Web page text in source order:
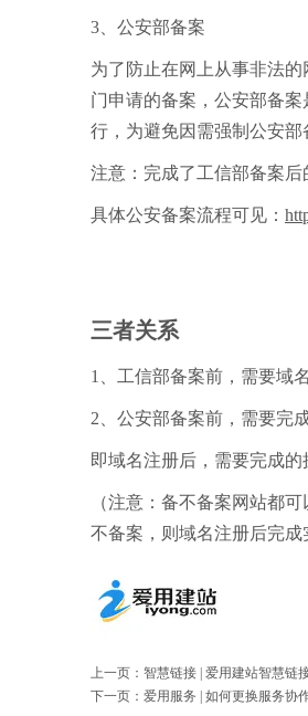
3、公安部备案
为了防止在网上从事非法
门申请的备案，公安部备
行，为避免因需强制公安部
注意：完成了工信部备案后
具体公安备案流程可见：
三者关系
1、工信部备案前，需要域
2、公安部备案前，需要完
即域名注册后，需要完成
（注意：备不备案网站都
不备案，则域名注册后完成
上一页： 智慧链接 | 爱用建站智慧链
下一页： 爱用服务 | 如何更换服务协